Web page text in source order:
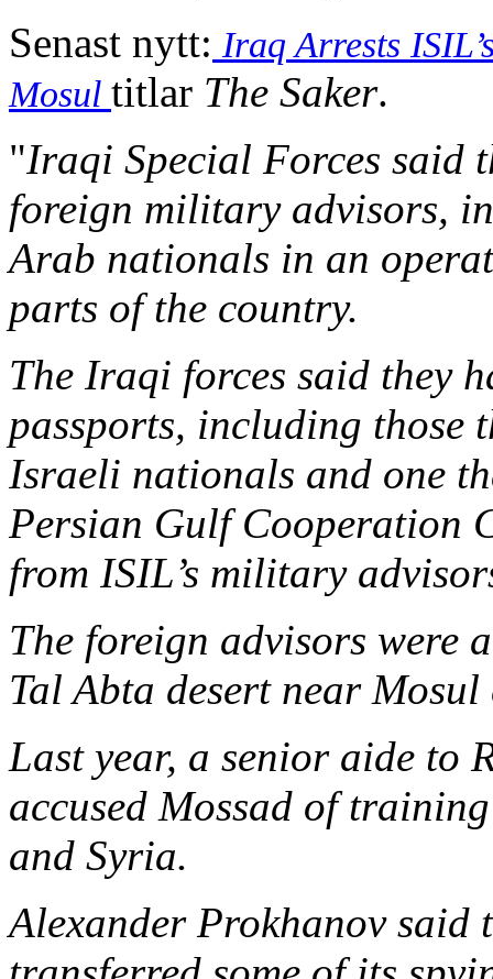
Senast nytt: Iraq Arrests
Mosul titlar The Saker.
"Iraqi Special Forces said
foreign military advisors,
Arab nationals in an
parts of the country.
The Iraqi forces said they
passports, including those
Israeli nationals and one
Persian Gulf Cooperation
from ISIL’s military
The foreign advisors were
Tal Abta desert near Mosul
Last year, a senior aide to
accused Mossad of
and Syria.
Alexander Prokhanov said